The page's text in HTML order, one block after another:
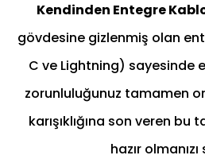
Kendinden Entegre
gövdesine gizlenmiş olan
C ve Lightning) sayesinde
zorunluluğunuz tamamen
karışıklığına son veren bu
hazır